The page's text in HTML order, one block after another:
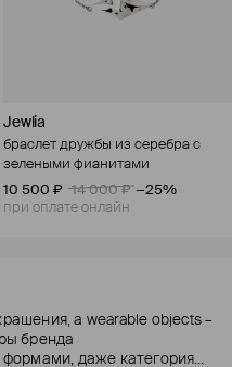
Jewlia
браслет дружбы из серебра с
зелеными фианитами
10 500 ₽
14 000 ₽ −25%
при оплате онлайн
а wearable objects –
бренда
даже категориями